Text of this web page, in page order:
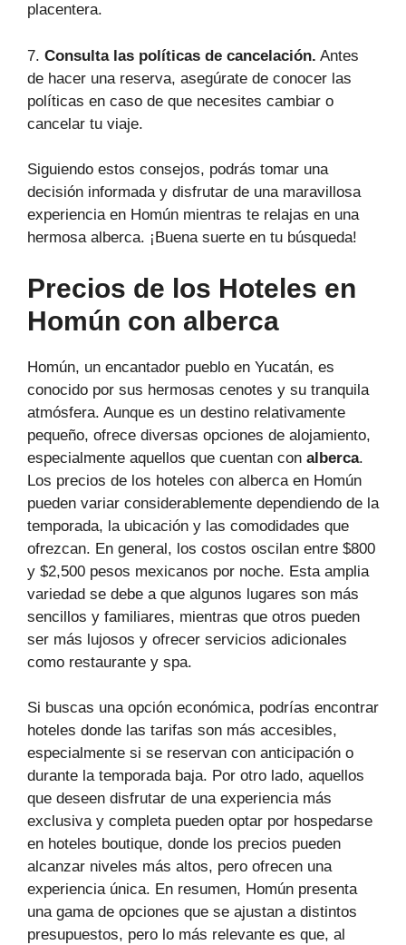
placentera.
7. Consulta las políticas de cancelación. Antes
de hacer una reserva, asegúrate de conocer las
políticas en caso de que necesites cambiar o
cancelar tu viaje.
Siguiendo estos consejos, podrás tomar una
decisión informada y disfrutar de una maravillosa
experiencia en Homún mientras te relajas en una
hermosa alberca. ¡Buena suerte en tu búsqueda!
Precios de los Hoteles en
Homún con alberca
Homún, un encantador pueblo en Yucatán, es
conocido por sus hermosas cenotes y su tranquila
atmósfera. Aunque es un destino relativamente
pequeño, ofrece diversas opciones de alojamiento,
especialmente aquellos que cuentan con alberca.
Los precios de los hoteles con alberca en Homún
pueden variar considerablemente dependiendo de la
temporada, la ubicación y las comodidades que
ofrezcan. En general, los costos oscilan entre $800
y $2,500 pesos mexicanos por noche. Esta amplia
variedad se debe a que algunos lugares son más
sencillos y familiares, mientras que otros pueden
ser más lujosos y ofrecer servicios adicionales
como restaurante y spa.
Si buscas una opción económica, podrías encontrar
hoteles donde las tarifas son más accesibles,
especialmente si se reservan con anticipación o
durante la temporada baja. Por otro lado, aquellos
que deseen disfrutar de una experiencia más
exclusiva y completa pueden optar por hospedarse
en hoteles boutique, donde los precios pueden
alcanzar niveles más altos, pero ofrecen una
experiencia única. En resumen, Homún presenta
una gama de opciones que se ajustan a distintos
presupuestos, pero lo más relevante es que, al